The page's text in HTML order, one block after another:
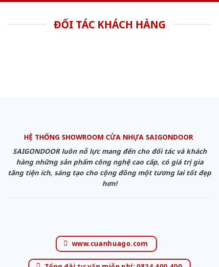
ĐỐI TÁC KHÁCH HÀNG
HỆ THỐNG SHOWROOM CỬA NHỰA SAIGONDOOR
SAIGONDOOR luôn nỗ lực mang đến cho đối tác và khách
hàng những sản phẩm công nghệ cao cấp, có giá trị gia
tăng tiện ích, sáng tạo cho cộng đồng một tương lai tốt đẹp
hơn!
www.cuanhuago.com